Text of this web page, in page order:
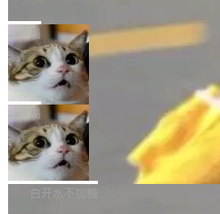
Harness 负责把能力落到真实环境中——
具、读写文件、管理上下文、处理错误、
环。崔添翼招人的标...
理解、推理、生成与编辑，还仅以 8B-
量大小，将能力推进到4K、更精细的真实
更复杂的视觉控制和可持续迭代编辑。 相
1，U1.5-Lite-Preview 在以下方向上带
提升： 原生支持4K图像生成； 更精细的
理、细节与真实世界质感； 更准确的中
生成与复杂版式组织； 更稳定的图...
nap。这次是 hwctl——一个用来检查
硬件认证状态的命令行工具。 Canonical
Alan Griffiths 在邮件列表中说得很直白
tl 是一个 Ubuntu 专有的包，它和它的依
是 Ubuntu 专有的，不会用在其他发行
所以 deb 版本的受众实际上为零。既然
untu 用户在用，那用 snap 打包就没什么
的。 从 deb 到 snap 的迁移路径 hwctl
hwlib 硬件 API 库的一部分，命令行工
局
Dario Amodei 担心新人来 Anthropic
只为金钱，不为使命
顶级 AI 研究员在两家公司之间来回跳，
隔了几天。 Lilian Weng 上周刚宣布因
离开 Thinking Machines Lab，说自己
创始人的角色「太累了」。几天后，The
ation 就曝出她将重回 OpenAI，负责递
改进方向的研究。她是 Thinking
局
FFmpeg 9.0 发布
FFmpeg 9.0 现已发布，包含多项改进
新日志列出的 9.0 版本主要更新内容如下
白开水不加糖